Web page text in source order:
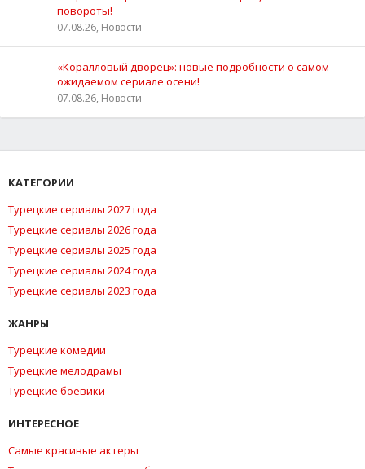
повороты!
07.08.26, Новости
«Коралловый дворец»: новые подробности о самом
ожидаемом сериале осени!
07.08.26, Новости
КАТЕГОРИИ
Турецкие сериалы 2027 года
Турецкие сериалы 2026 года
Турецкие сериалы 2025 года
Турецкие сериалы 2024 года
Турецкие сериалы 2023 года
ЖАНРЫ
Турецкие комедии
Турецкие мелодрамы
Турецкие боевики
ИНТЕРЕСНОЕ
Самые красивые актеры